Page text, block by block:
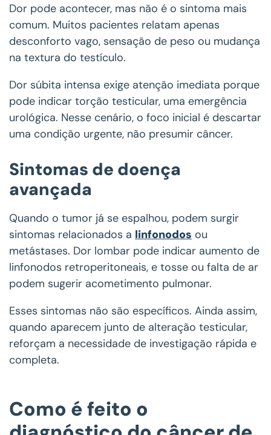
Dor pode acontecer, mas não é o sintoma mais
comum. Muitos pacientes relatam apenas
desconforto vago, sensação de peso ou mudança
na textura do testículo.
Dor súbita intensa exige atenção imediata porque
pode indicar torção testicular, uma emergência
urológica. Nesse cenário, o foco inicial é descartar
uma condição urgente, não presumir câncer.
Sintomas de doença
avançada
Quando o tumor já se espalhou, podem surgir
sintomas relacionados a linfonodos ou
metástases. Dor lombar pode indicar aumento de
linfonodos retroperitoneais, e tosse ou falta de ar
podem sugerir acometimento pulmonar.
Esses sintomas não são específicos. Ainda assim,
quando aparecem junto de alteração testicular,
reforçam a necessidade de investigação rápida e
completa.
Como é feito o